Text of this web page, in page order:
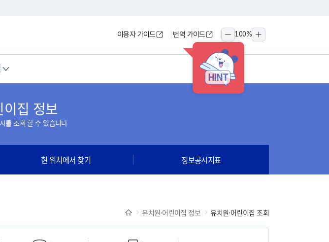
HINT
이용자 가이드 번역 가이드
축소
100%
확대
이집 정보
를 조회 할 수 있습니다
현 위치에서 찾기 정보공시지표
유치원·어린이집 정보 유치원·어린이집 조회